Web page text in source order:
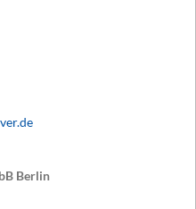
Berlin